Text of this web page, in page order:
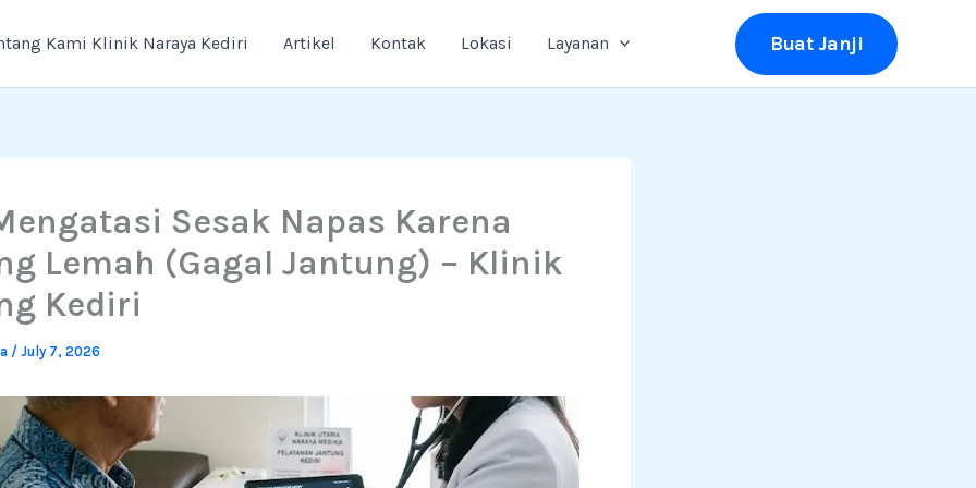
Kami Klinik Naraya Kediri Artikel Kontak Lokasi Layanan Buat Janji
Sesak Napas Karena
Lemah (Gagal Jantung) – Klinik
Kediri
/ July 7, 2026